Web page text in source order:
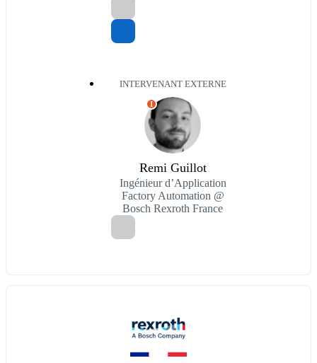
INTERVENANT EXTERNE
I
Remi Guillot
Ingénieur d’Application
Factory Automation @
Bosch Rexroth France